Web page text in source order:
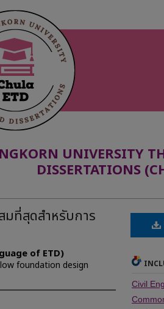
UNIVERSITY
DISSERTATIONS
มที่สุดสำหรับการ
of ETD)
foundation design
Civil